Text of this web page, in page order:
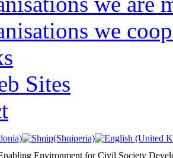
we
Sites
Environment for Civil Society